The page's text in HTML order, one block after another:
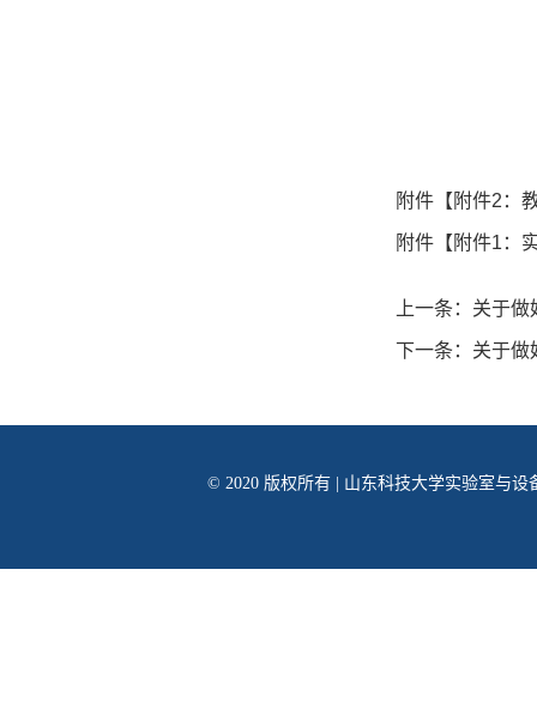
附件【 附件2：
附件【 附件1：
上一条： 关于做
下一条： 关于做
© 2020 版权所有 | 山东科技大学实验室与设